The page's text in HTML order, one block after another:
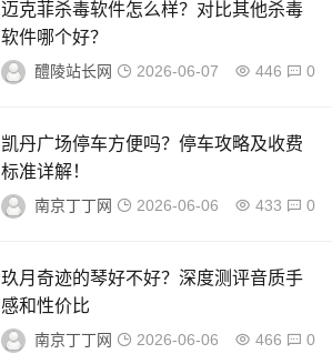
迈克菲杀毒软件怎么样？对比其他杀毒
软件哪个好？
醴陵站长网 2026-06-07 446 0
凯丹广场停车方便吗？停车攻略及收费
标准详解！
南京丁丁网 2026-06-06 433 0
玖月奇迹的琴好不好？深度测评音质手
感和性价比
南京丁丁网 2026-06-06 466 0